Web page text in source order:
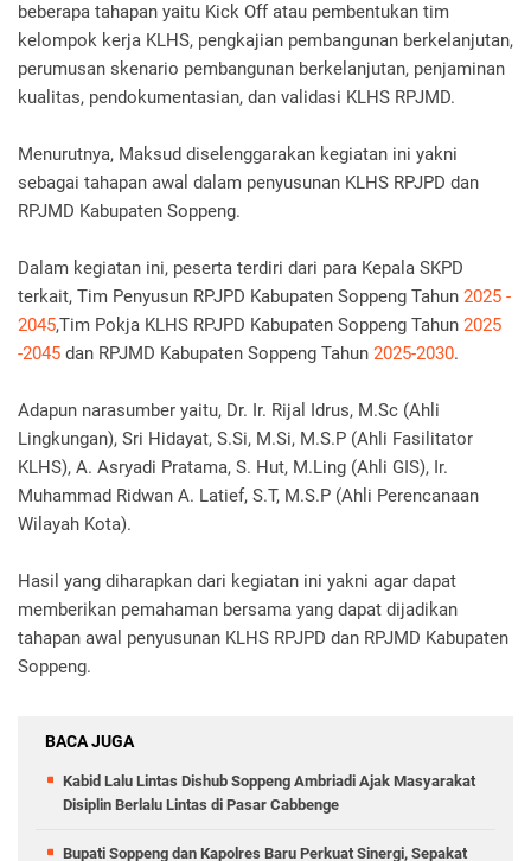
beberapa tahapan yaitu Kick Off atau pembentukan tim
kelompok kerja KLHS, pengkajian pembangunan berkelanjutan,
perumusan skenario pembangunan berkelanjutan, penjaminan
kualitas, pendokumentasian, dan validasi KLHS RPJMD.
Menurutnya, Maksud diselenggarakan kegiatan ini yakni
sebagai tahapan awal dalam penyusunan KLHS RPJPD dan
RPJMD Kabupaten Soppeng.
Dalam kegiatan ini, peserta terdiri dari para Kepala SKPD
terkait, Tim Penyusun RPJPD Kabupaten Soppeng Tahun 2025 -
2045,Tim Pokja KLHS RPJPD Kabupaten Soppeng Tahun 2025
-2045 dan RPJMD Kabupaten Soppeng Tahun 2025-2030.
Adapun narasumber yaitu, Dr. Ir. Rijal Idrus, M.Sc (Ahli
Lingkungan), Sri Hidayat, S.Si, M.Si, M.S.P (Ahli Fasilitator
KLHS), A. Asryadi Pratama, S. Hut, M.Ling (Ahli GIS), Ir.
Muhammad Ridwan A. Latief, S.T, M.S.P (Ahli Perencanaan
Wilayah Kota).
Hasil yang diharapkan dari kegiatan ini yakni agar dapat
memberikan pemahaman bersama yang dapat dijadikan
tahapan awal penyusunan KLHS RPJPD dan RPJMD Kabupaten
Soppeng.
BACA JUGA
Kabid Lalu Lintas Dishub Soppeng Ambriadi Ajak Masyarakat
Disiplin Berlalu Lintas di Pasar Cabbenge
Bupati Soppeng dan Kapolres Baru Perkuat Sinergi, Sepakat